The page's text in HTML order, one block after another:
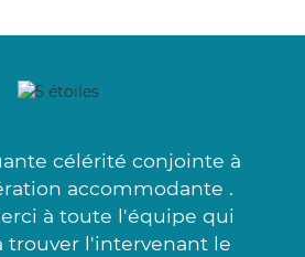
célérité conjointe à
accommodante .
à toute l'équipe qui
trouver l'intervenant le